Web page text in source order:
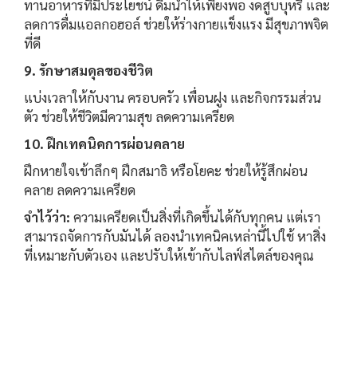
ทานอาหารที่มีประโยชน์ ดื่มน้ำให้เพียงพอ งดสูบบุหรี่ และ
ลดการดื่มแอลกอฮอล์ ช่วยให้ร่างกายแข็งแรง มีสุขภาพจิต
ที่ดี
9. รักษาสมดุลของชีวิต
แบ่งเวลาให้กับงาน ครอบครัว เพื่อนฝูง และกิจกรรมส่วน
ตัว ช่วยให้ชีวิตมีความสุข ลดความเครียด
10. ฝึกเทคนิคการผ่อนคลาย
ฝึกหายใจเข้าลึกๆ ฝึกสมาธิ หรือโยคะ ช่วยให้รู้สึกผ่อน
คลาย ลดความเครียด
จำไว้ว่า: ความเครียดเป็นสิ่งที่เกิดขึ้นได้กับทุกคน แต่เรา
สามารถจัดการกับมันได้ ลองนำเทคนิคเหล่านี้ไปใช้ หาสิ่ง
ที่เหมาะกับตัวเอง และปรับให้เข้ากับไลฟ์สไตล์ของคุณ